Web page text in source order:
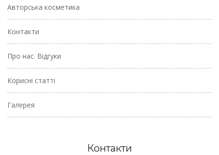
Авторська косметика
Контакти
Про нас. Відгуки
Корисні статті
Галерея
Контакти